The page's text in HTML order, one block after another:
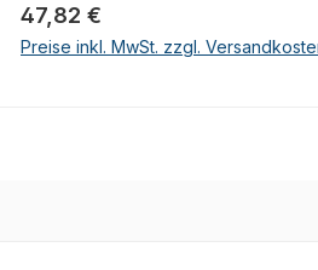
Regulärer Preis:
47,82 €
Preise inkl. MwSt. zzgl.